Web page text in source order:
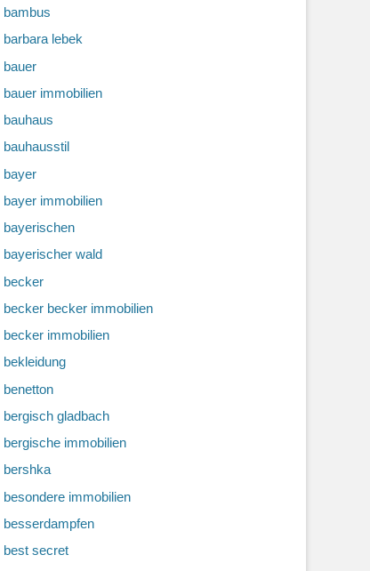
bambus
barbara lebek
bauer
bauer immobilien
bauhaus
bauhausstil
bayer
bayer immobilien
bayerischen
bayerischer wald
becker
becker becker immobilien
becker immobilien
bekleidung
benetton
bergisch gladbach
bergische immobilien
bershka
besondere immobilien
besserdampfen
best secret